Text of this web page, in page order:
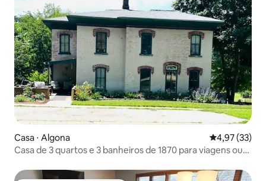
Casa ⋅ Algona 4,97 de uma
4,97 (33)
Casa de 3 quartos e 3 banheiros de 1870 para viagens ou